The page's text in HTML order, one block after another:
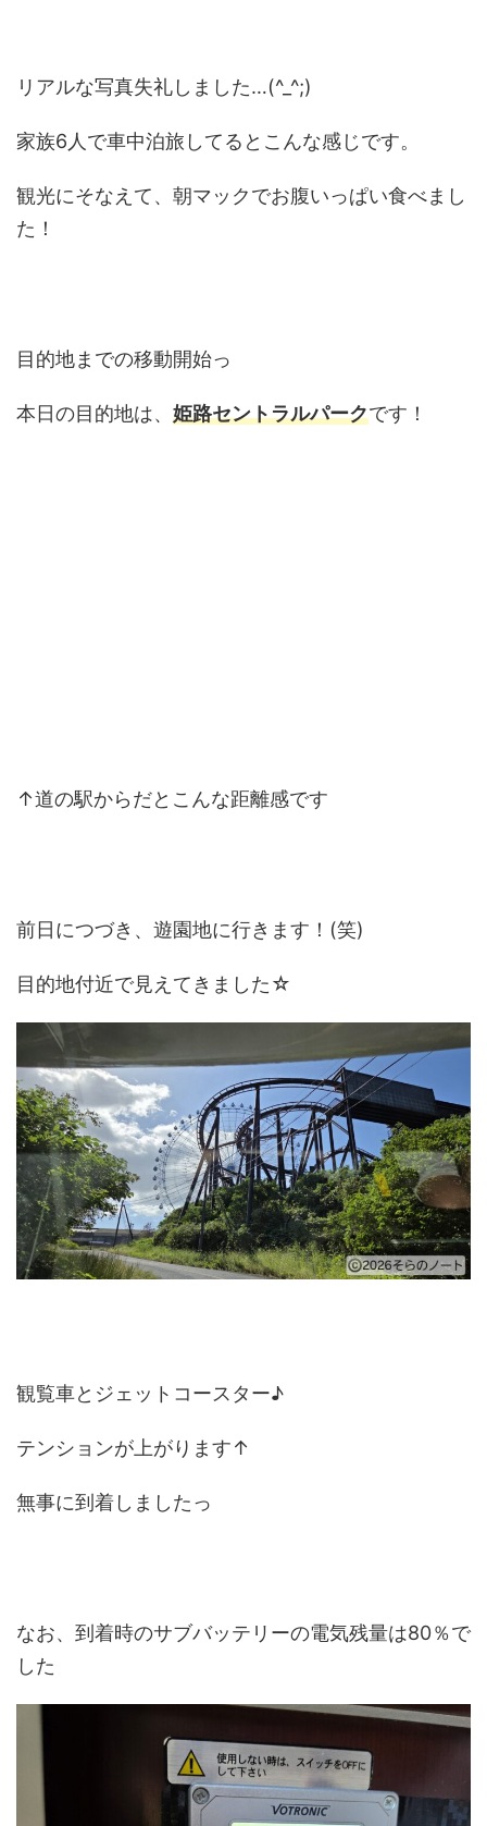
リアルな写真失礼しました…(^_^;)
家族6人で車中泊旅してるとこんな感じです。
観光にそなえて、朝マックでお腹いっぱい食べまし
た！
目的地までの移動開始っ
本日の目的地は、 姫路セントラルパークです！
↑道の駅からだとこんな距離感です
前日につづき、遊園地に行きます！(笑)
目的地付近で見えてきました☆
観覧車とジェットコースター♪
テンションが上がります↑
無事に到着しましたっ
なお、到着時のサブバッテリーの電気残量は80％で
した